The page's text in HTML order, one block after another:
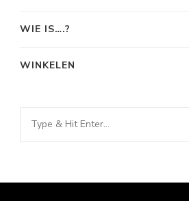
WIE IS….?
WINKELEN
Looking
for